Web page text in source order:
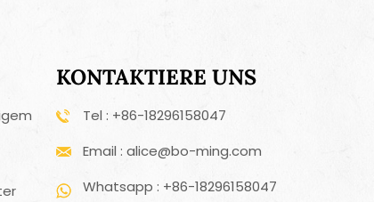
KONTAKTIERE UNS
Tel : +86-18296158047
Email : alice@bo-ming.com
Whatsapp : +86-18296158047